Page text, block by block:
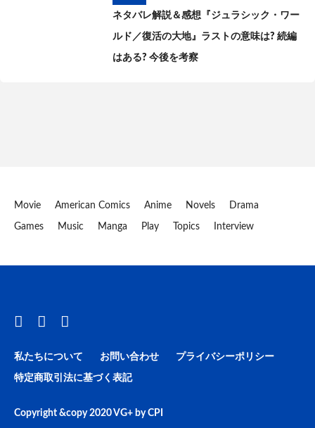
ネタバレ解説＆感想『ジュラシック・ワー
ルド／復活の大地』ラストの意味は? 続編
はある? 今後を考察
Movie American Comics Anime Novels Drama
Games Music Manga Play Topics Interview
私たちについて お問い合わせ プライバシーポリシー
特定商取引法に基づく表記
Copyright &copy 2020VG+ byCPI